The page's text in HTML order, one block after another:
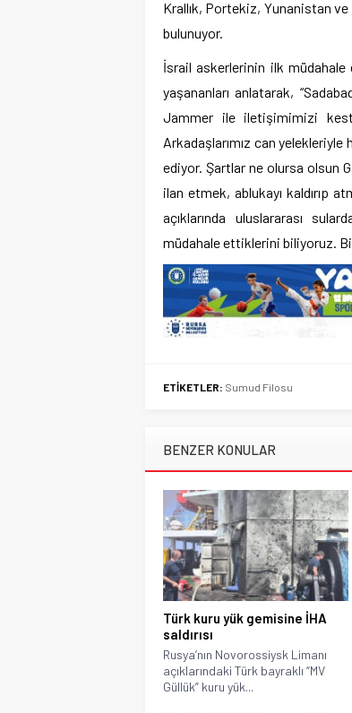
Krallık, Portekiz, Yunanistan
bulunuyor.
İsrail askerlerinin ilk müdahale
yaşananları anlatarak,
Jammer ile iletişimimizi
Arkadaşlarımız can yelekleriyle
ediyor. Şartlar ne olursa olsun
ilan etmek, ablukayı kaldırıp
açıklarında uluslararası
müdahale ettiklerini biliyoruz.
ETİKETLER: Sumud Filosu
BENZER KONULAR
Türk kuru yük gemisine İHA
saldırısı
Rusya’nın Novorossiysk Limanı
açıklarındaki Türk bayraklı “MV
Güllük” kuru yük...